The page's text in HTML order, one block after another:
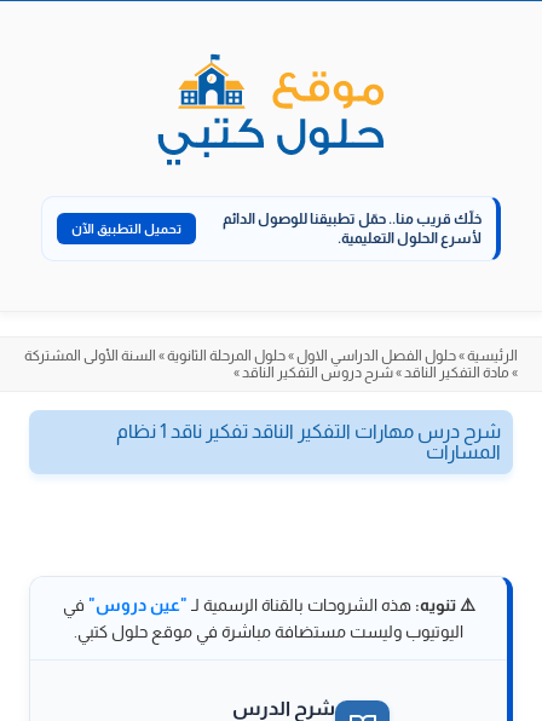
خلّك قريب منا.. حمّل تطبيقنا للوصول الدائم
لأسرع الحلول التعليمية.
تحميل التطبيق الآن
الرئيسية»حلول الفصل الدراسي الاول»حلول المرحلة الثانوية» السنة الأولى المشتركة
» مادة التفكير الناقد»شرح دروس التفكير الناقد»
شرح درس مهارات التفكير الناقد تفكير ناقد 1 نظام
المسارات
⚠️ تنويه:هذه الشروحات بالقناة الرسمية لـ "عين دروس" في
اليوتيوب وليست مستضافة مباشرة في موقع حلول كتبي.
شرح الدرس